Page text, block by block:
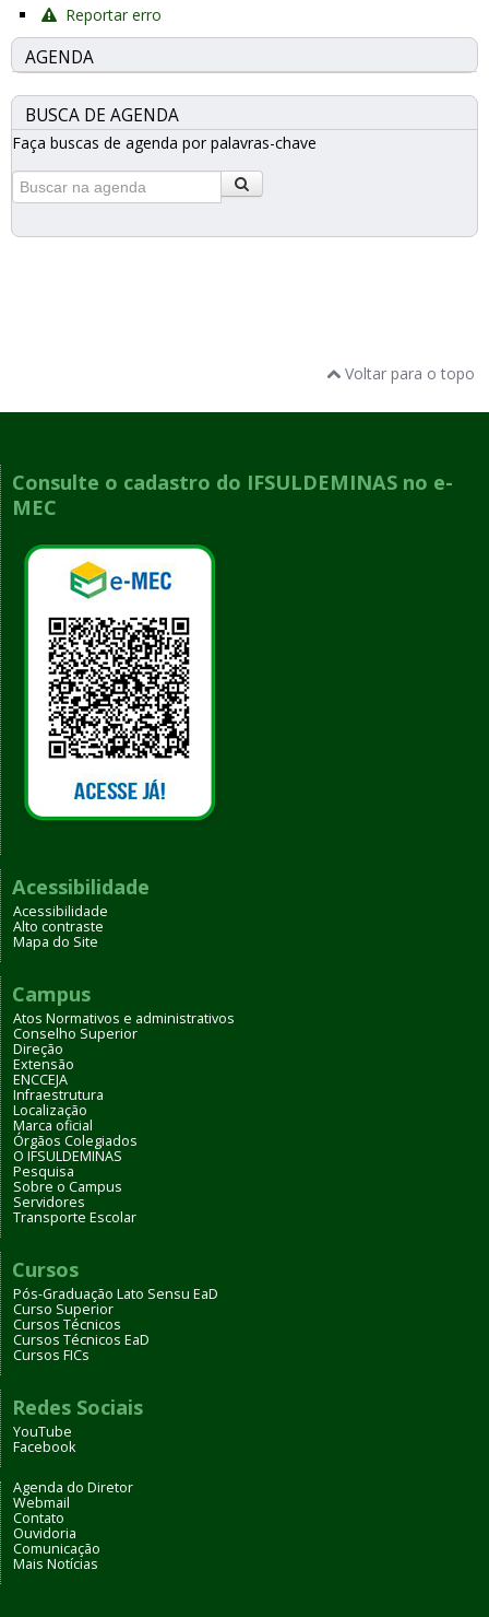
Reportar erro
AGENDA
BUSCA DE AGENDA
Faça buscas de agenda por palavras-chave
Voltar para o topo
Consulte o cadastro do IFSULDEMINAS no e-
MEC
Acessibilidade
Acessibilidade
Alto contraste
Mapa do Site
Campus
Atos Normativos e administrativos
Conselho Superior
Direção
Extensão
ENCCEJA
Infraestrutura
Localização
Marca oficial
Órgãos Colegiados
O IFSULDEMINAS
Pesquisa
Sobre o Campus
Servidores
Transporte Escolar
Cursos
Pós-Graduação Lato Sensu EaD
Curso Superior
Cursos Técnicos
Cursos Técnicos EaD
Cursos FICs
Redes Sociais
YouTube
Facebook
Agenda do Diretor
Webmail
Contato
Ouvidoria
Comunicação
Mais Notícias